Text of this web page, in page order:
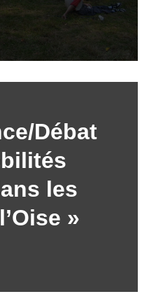
Débat
les
»